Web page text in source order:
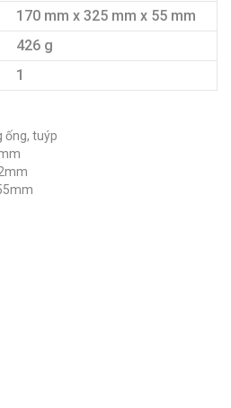
170 mm x 325 mm x 55 mm
426 g
1
ống, tuýp